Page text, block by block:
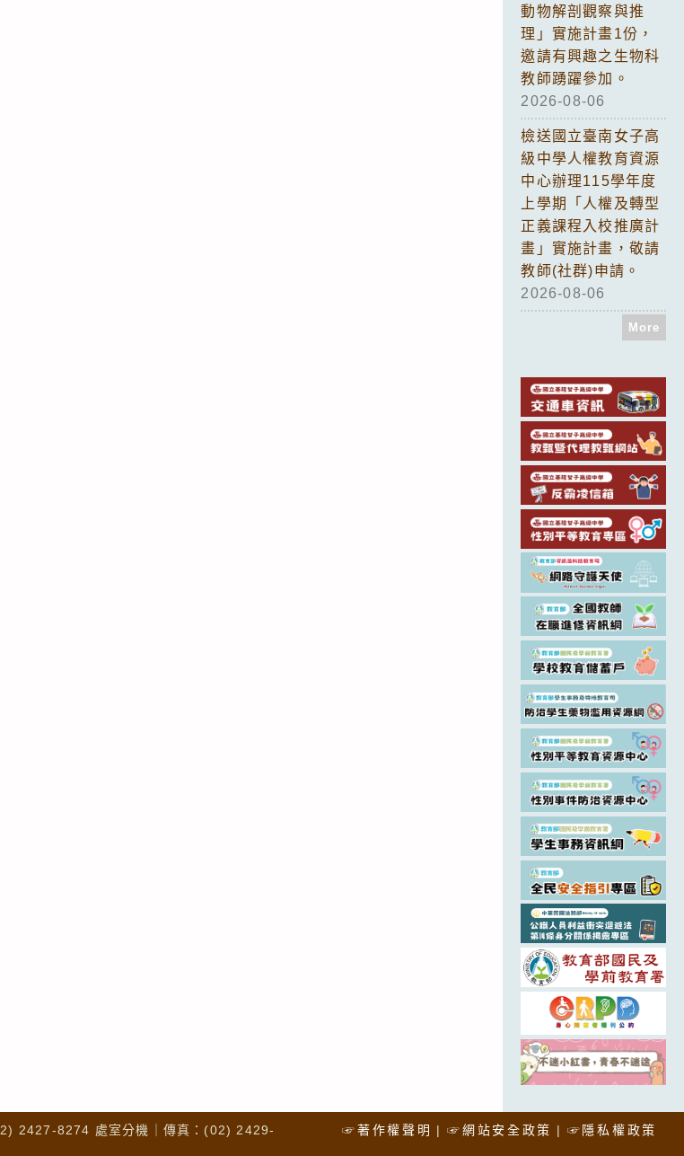
動物解剖觀察與推
理」實施計畫1份，
邀請有興趣之生物科
教師踴躍參加。
2026-08-06
檢送國立臺南女子高
級中學人權教育資源
中心辦理115學年度
上學期「人權及轉型
正義課程入校推廣計
畫」實施計畫，敬請
教師(社群)申請。
2026-08-06
More
☞著作權聲明 ☞網站安全政策 ☞隱私權政策
2427-8274 處室分機｜傳真：(02) 2429-